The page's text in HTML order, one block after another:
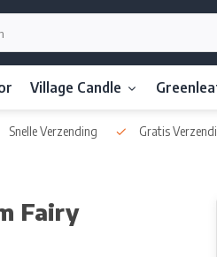
Village Candle
Snelle Verzending Gratis
Fairy